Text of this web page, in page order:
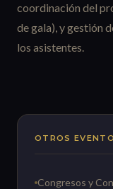
coordinación del
de gala), y gestión
los asistentes.
OTROS
Congresos y